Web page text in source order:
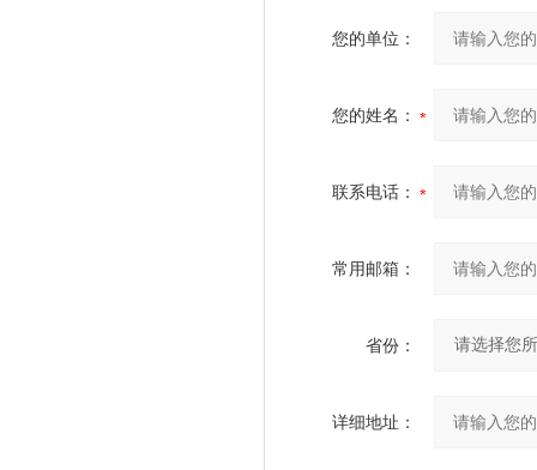
您的单位：
您的姓名：
联系电话：
常用邮箱：
省份：
详细地址：